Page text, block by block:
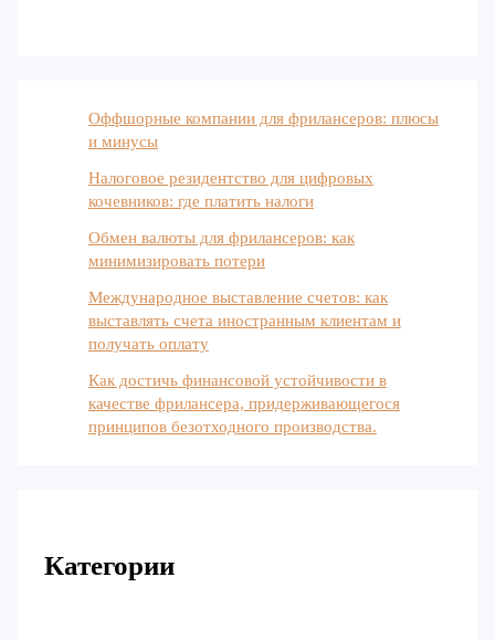
Оффшорные компании для фрилансеров: плюсы
и минусы
Налоговое резидентство для цифровых
кочевников: где платить налоги
Обмен валюты для фрилансеров: как
минимизировать потери
Международное выставление счетов: как
выставлять счета иностранным клиентам и
получать оплату
Как достичь финансовой устойчивости в
качестве фрилансера, придерживающегося
принципов безотходного производства.
Категории